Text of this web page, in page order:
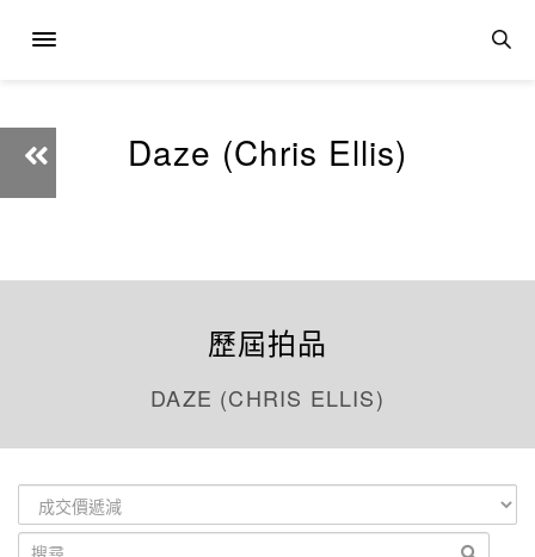
Daze (Chris Ellis)
歷屆拍品
DAZE (CHRIS ELLIS)